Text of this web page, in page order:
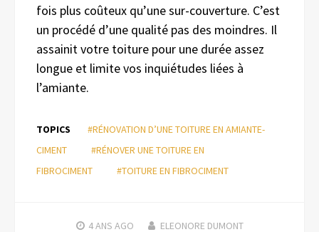
fois plus coûteux qu’une sur-couverture. C’est
un procédé d’une qualité pas des moindres. Il
assainit votre toiture pour une durée assez
longue et limite vos inquiétudes liées à
l’amiante.
TOPICS
#RÉNOVATION D’UNE TOITURE EN AMIANTE-
CIMENT
#RÉNOVER UNE TOITURE EN
FIBROCIMENT
#TOITURE EN FIBROCIMENT
4 ANS AGO ELEONORE DUMONT